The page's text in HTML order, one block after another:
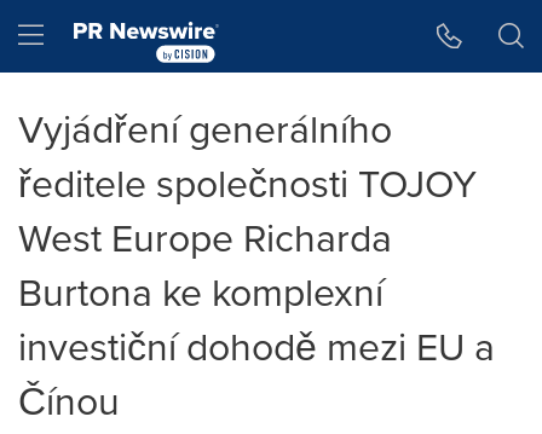
Hamburger menu
Vyjádření generálního
ředitele společnosti TOJOY
West Europe Richarda
Burtona ke komplexní
investiční dohodě mezi EU a
Čínou